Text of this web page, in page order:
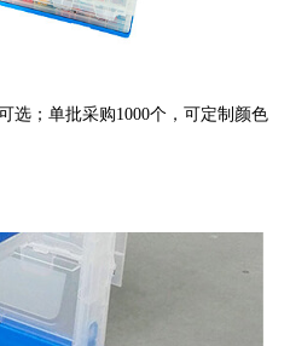
选；单批采购1000个，可定制颜色